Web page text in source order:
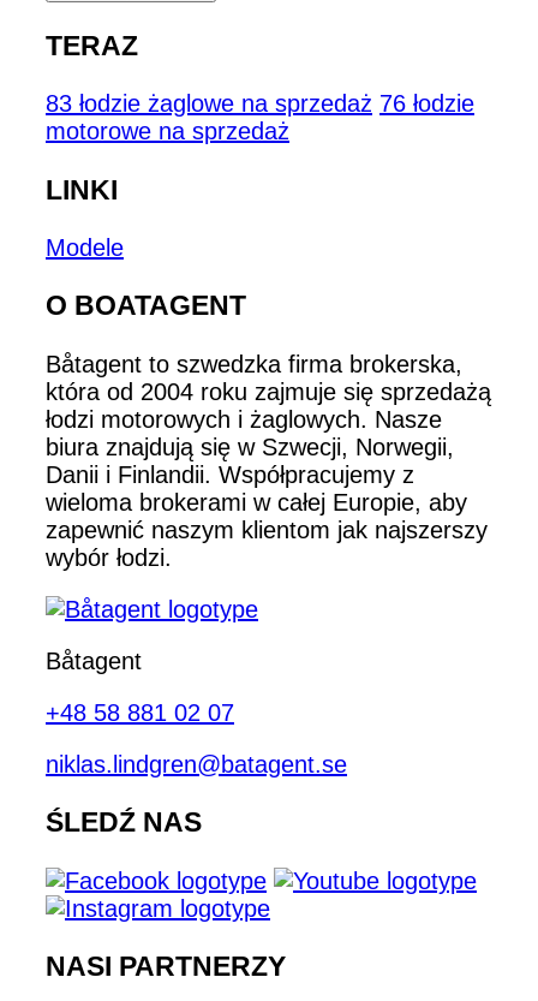
TERAZ
83 łodzie żaglowe na sprzedaż 76 łodzie
motorowe na sprzedaż
LINKI
Modele
O BOATAGENT
Båtagent to szwedzka firma brokerska,
która od 2004 roku zajmuje się sprzedażą
łodzi motorowych i żaglowych. Nasze
biura znajdują się w Szwecji, Norwegii,
Danii i Finlandii. Współpracujemy z
wieloma brokerami w całej Europie, aby
zapewnić naszym klientom jak najszerszy
wybór łodzi.
Båtagent
+48 58 881 02 07
niklas.lindgren@batagent.se
ŚLEDŹ NAS
NASI PARTNERZY